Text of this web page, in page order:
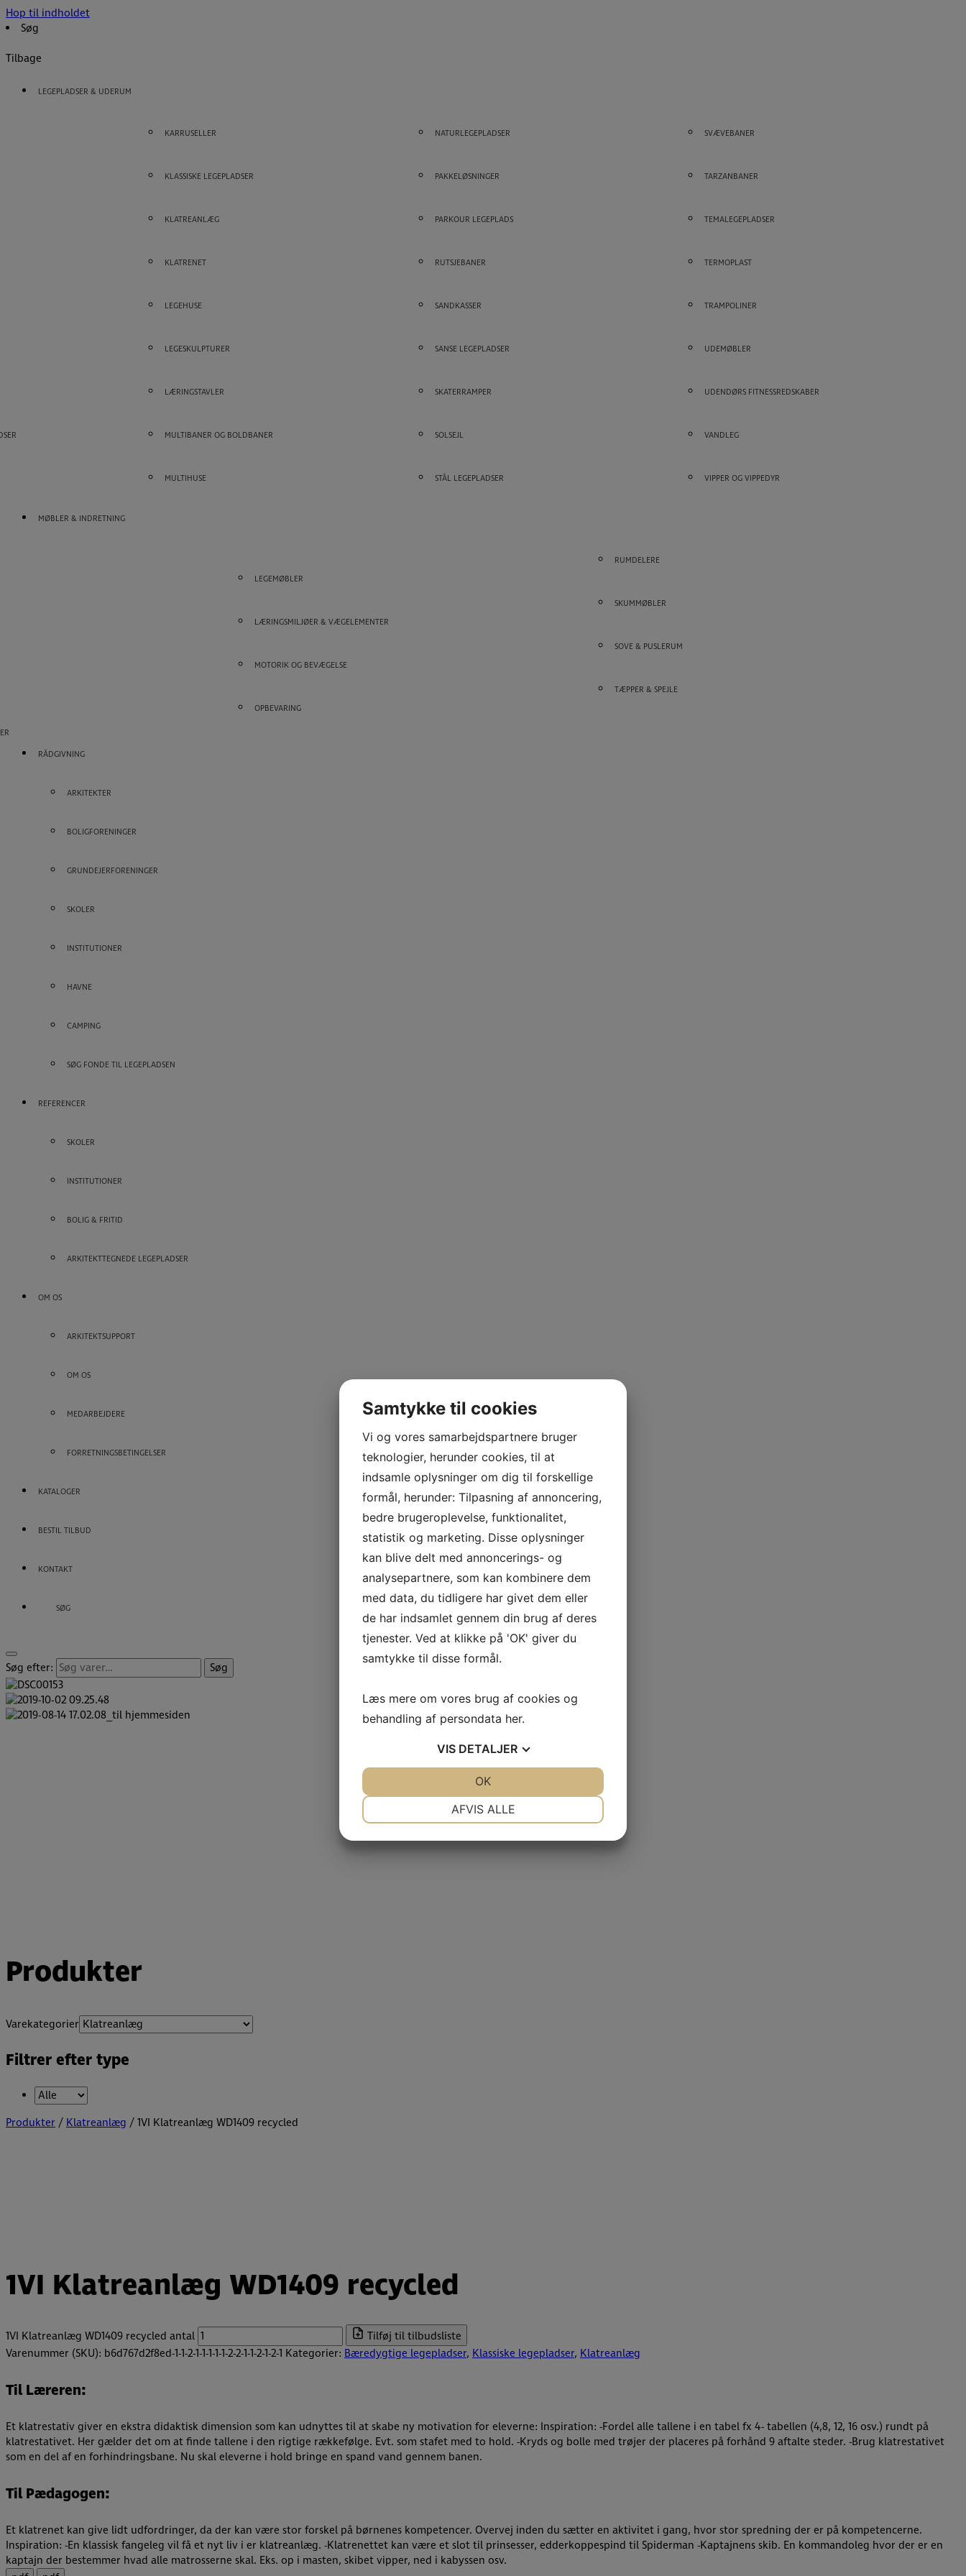
Hop til indholdet
Søg
Tilbage
LEGEPLADSER & UDERUM
KARRUSELLER
KLASSISKE LEGEPLADSER
KLATREANLÆG
KLATRENET
LEGEHUSE
LEGESKULPTURER
LÆRINGSTAVLER
MULTIBANER OG BOLDBANER
MULTIHUSE
NATURLEGEPLADSER
PAKKELØSNINGER
PARKOUR LEGEPLADS
RUTSJEBANER
SANDKASSER
SANSE LEGEPLADSER
SKATERRAMPER
SOLSEJL
STÅL LEGEPLADSER
SVÆVEBANER
TARZANBANER
TEMALEGEPLADSER
TERMOPLAST
TRAMPOLINER
UDEMØBLER
UDENDØRS FITNESSREDSKABER
VANDLEG
VIPPER OG VIPPEDYR
MØBLER & INDRETNING
LEGEMØBLER
LÆRINGSMILJØER & VÆGELEMENTER
MOTORIK OG BEVÆGELSE
OPBEVARING
RUMDELERE
SKUMMØBLER
SOVE & PUSLERUM
TÆPPER & SPEJLE
RÅDGIVNING
ARKITEKTER
BOLIGFORENINGER
GRUNDEJERFORENINGER
SKOLER
INSTITUTIONER
HAVNE
CAMPING
SØG FONDE TIL LEGEPLADSEN
REFERENCER
SKOLER
INSTITUTIONER
BOLIG & FRITID
ARKITEKTTEGNEDE LEGEPLADSER
OM OS
ARKITEKTSUPPORT
OM OS
MEDARBEJDERE
FORRETNINGSBETINGELSER
KATALOGER
BESTIL TILBUD
KONTAKT
SØG
Søg efter: Søg
Produkter
Varekategorier
Filtrer efter type
Produkter/Klatreanlæg / 1VI Klatreanlæg WD1409 recycled
1VI Klatreanlæg WD1409 recycled
1VI Klatreanlæg WD1409 recycled antal
Tilføj til tilbudsliste
Varenummer (SKU): b6d767d2f8ed-1-1-2-1-1-1-1-1-2-2-1-1-2-1-2-1 Kategorier: Bæredygtige legepladser, Klassiske legepladser, Klatreanlæg
Til Læreren:
Et klatrestativ giver en ekstra didaktisk dimension som kan udnyttes til at skabe ny motivation for eleverne: Inspiration: -Fordel alle tallene i en tabel fx 4- tabellen (4,8, 12, 16 osv.) rundt på
klatrestativet. Her gælder det om at finde tallene i den rigtige rækkefølge. Evt. som stafet med to hold. -Kryds og bolle med trøjer der placeres på forhånd 9 aftalte steder. -Brug klatrestativet
som en del af en forhindringsbane. Nu skal eleverne i hold bringe en spand vand gennem banen.
Til Pædagogen:
Et klatrenet kan give lidt udfordringer, da der kan være stor forskel på børnenes kompetencer. Overvej inden du sætter en aktivitet i gang, hvor stor spredning der er på kompetencerne.
Inspiration: -En klassisk fangeleg vil få et nyt liv i er klatreanlæg. -Klatrenettet kan være et slot til prinsesser, edderkoppespind til Spiderman -Kaptajnens skib. En kommandoleg hvor der er en
kaptajn der bestemmer hvad alle matrosserne skal. Eks. op i masten, skibet vipper, ned i kabyssen osv.
Samtykke til cookies
Vi og vores samarbejdspartnere bruger
teknologier, herunder cookies, til at
indsamle oplysninger om dig til forskellige
formål, herunder: Tilpasning af annoncering,
bedre brugeroplevelse, funktionalitet,
statistik og marketing. Disse oplysninger
kan blive delt med annoncerings- og
analysepartnere, som kan kombinere dem
med data, du tidligere har givet dem eller
de har indsamlet gennem din brug af deres
tjenester. Ved at klikke på 'OK' giver du
samtykke til disse formål.
Læs mere om vores brug af cookies og
behandling af persondata her.
VIS DETALJER
AFVIS ALLE
OK